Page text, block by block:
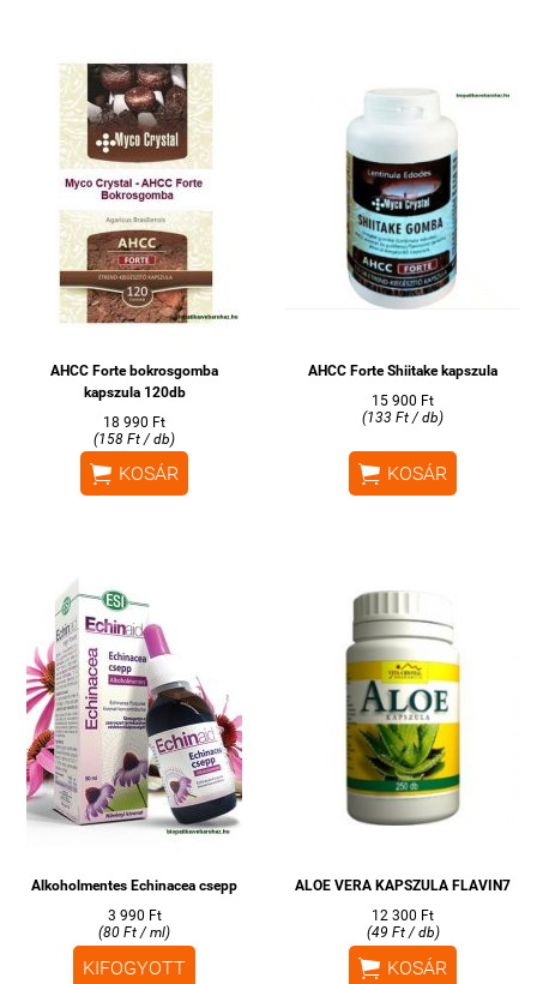
AHCC Forte bokrosgomba
kapszula 120db
18 990 Ft
(158 Ft / db)
 KOSÁR
AHCC Forte Shiitake kapszula
15 900 Ft
(133 Ft / db)
 KOSÁR
Alkoholmentes Echinacea csepp
3 990 Ft
(80 Ft / ml)
KIFOGYOTT
ALOE VERA KAPSZULA FLAVIN7
12 300 Ft
(49 Ft / db)
 KOSÁR